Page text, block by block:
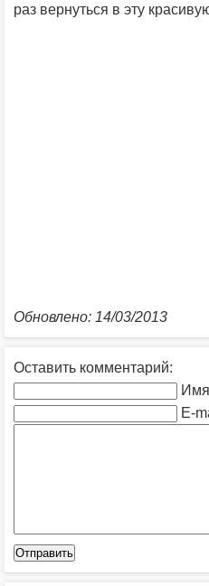
раз вернуться в эту
Обновлено: 14/03/2013
Оставить комментарий:
E-